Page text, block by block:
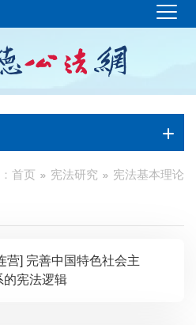
首页 宪法研究 宪法基本理论
社会主
的宪法逻辑